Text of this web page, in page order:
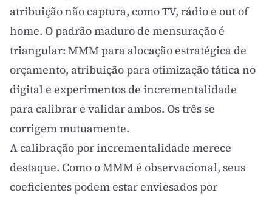
atribuição não captura, como TV, rádio e out of
home. O padrão maduro de mensuração é
triangular: MMM para alocação estratégica de
orçamento, atribuição para otimização tática no
digital e experimentos de incrementalidade
para calibrar e validar ambos. Os três se
corrigem mutuamente.
A calibração por incrementalidade merece
destaque. Como o MMM é observacional, seus
coeficientes podem estar enviesados por